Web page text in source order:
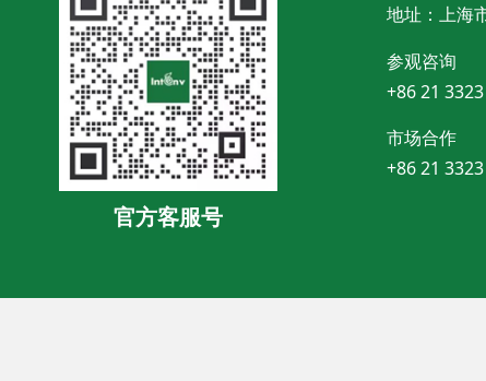
官方客服号
地址：上海
参观咨询
+86 21
市场合作
+86 21